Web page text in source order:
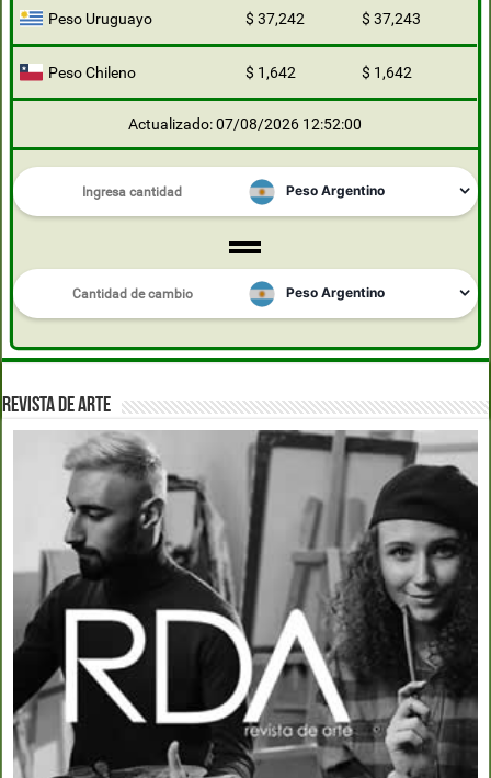
Peso Uruguayo $ 37,242 $ 37,243
Peso Chileno $ 1,642 $ 1,642
Actualizado: 07/08/2026 12:52:00
REVISTA DE ARTE